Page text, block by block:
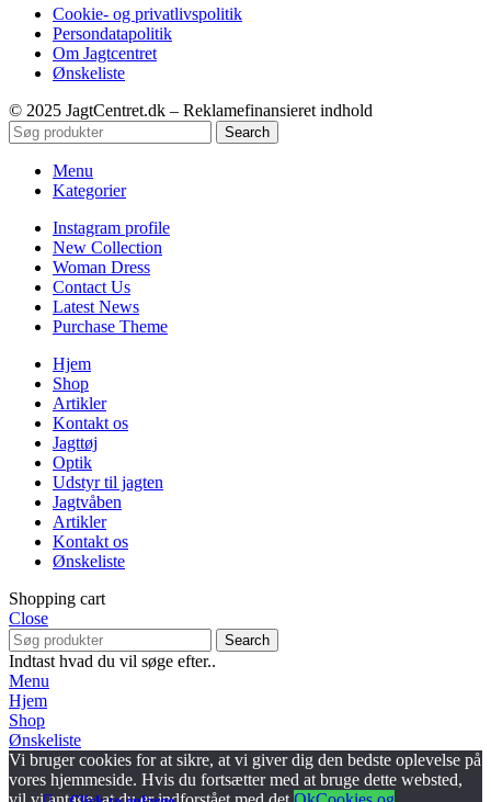
Cookie- og privatlivspolitik
Persondatapolitik
Om Jagtcentret
Ønskeliste
© 2025 JagtCentret.dk – Reklamefinansieret indhold
Search
Menu
Kategorier
Instagram profile
New Collection
Woman Dress
Contact Us
Latest News
Purchase Theme
Hjem
Shop
Artikler
Kontakt os
Jagttøj
Optik
Udstyr til jagten
Jagtvåben
Artikler
Kontakt os
Ønskeliste
Shopping cart
Close
Search
Indtast hvad du vil søge efter..
Menu
Hjem
Shop
Ønskeliste
Vi bruger cookies for at sikre, at vi giver dig den bedste oplevelse på
vores hjemmeside. Hvis du fortsætter med at bruge dette websted,